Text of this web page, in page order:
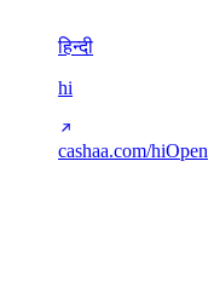
हिन्दी
hi
cashaa.com/hiOpen